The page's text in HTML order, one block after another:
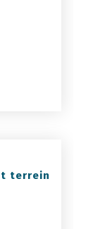
terrein